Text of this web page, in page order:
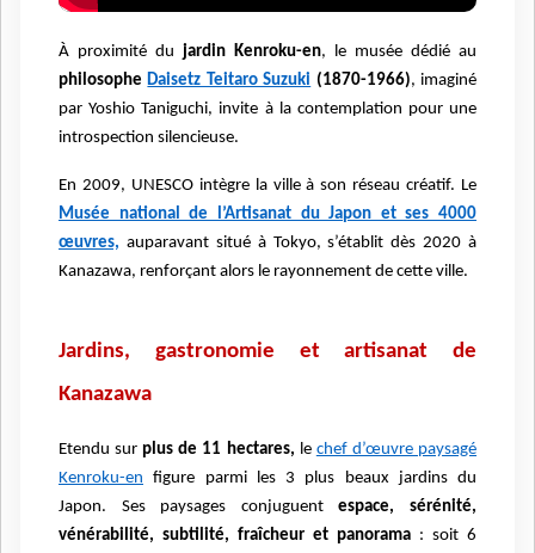
À proximité du jardin Kenroku-en, le musée dédié au
philosopheDaisetz Teitaro Suzuki (1870-1966), imaginé
par Yoshio Taniguchi, invite à la contemplation pour une
introspection silencieuse.
En 2009, UNESCO intègre la ville à son réseau créatif. Le
Musée national de l’Artisanat du Japon et ses 4000
œuvres, auparavant situé à Tokyo, s’établit dès 2020 à
Kanazawa, renforçant alors le rayonnement de cette ville.
Jardins, gastronomie et artisanat de
Kanazawa
Etendu surplus de 11 hectares, le chef d’œuvre paysagé
Kenroku-en figure parmi les 3 plus beaux jardins du
Japon. Ses paysages conjuguentespace, sérénité,
vénérabilité, subtilité, fraîcheur et panorama : soit 6